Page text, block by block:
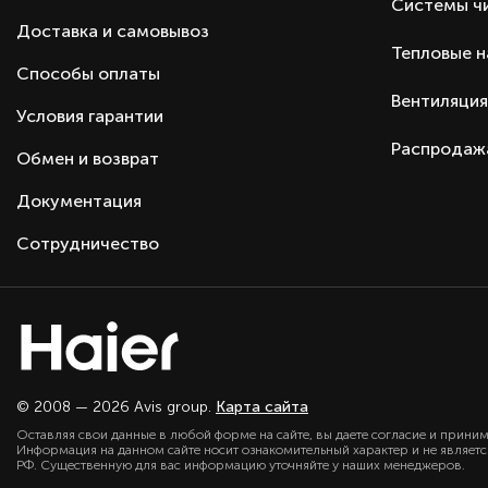
Приток воздуха с улицы
Гарантия
Производитель
Доставка и самовывоз
Способы оплаты
Условия гарантии
Обмен и возврат
Документация
Сотрудничество
Системы
Тепловые
Вентиляция
© 2008 — 2026 Avis group. Карта сайта
Оставляя свои данные в любой форме на сайте, вы даете согласие и
Информация на данном сайте носит ознакомительный характер и не
РФ. Существенную для вас информацию уточняйте у наших менеджеров.